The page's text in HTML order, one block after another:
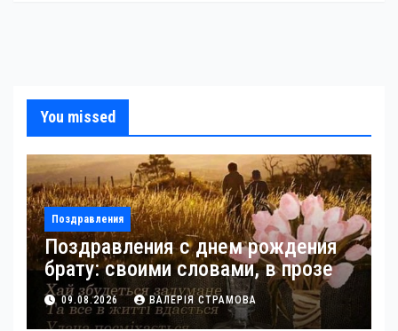
You missed
Поздравления
Поздравления с днем рождения
брату: своими словами, в прозе
09.08.2026 ВАЛЕРІЯ СТРАМОВА